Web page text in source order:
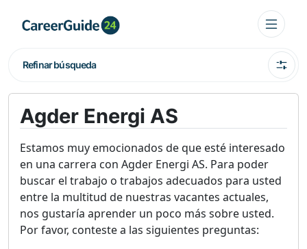
Refinar búsqueda
Agder Energi AS
Estamos muy emocionados de que esté interesado
en una carrera con Agder Energi AS. Para poder
buscar el trabajo o trabajos adecuados para usted
entre la multitud de nuestras vacantes actuales,
nos gustaría aprender un poco más sobre usted.
Por favor, conteste a las siguientes preguntas: